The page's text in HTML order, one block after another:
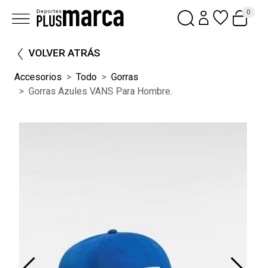
0
VOLVER ATRÁS
Accesorios Todo
Gorras
Gorras Azules VANS Para Hombre.